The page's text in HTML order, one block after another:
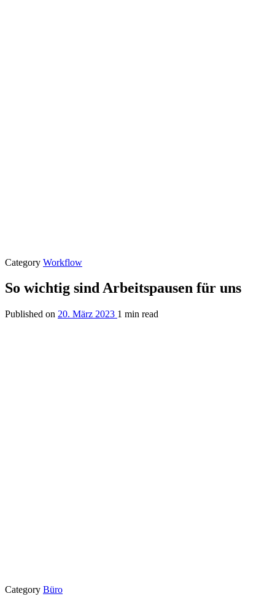
Category Workflow
So wichtig sind Arbeitspausen für uns
Published on 20. März 2023 1 min read
Category Büro